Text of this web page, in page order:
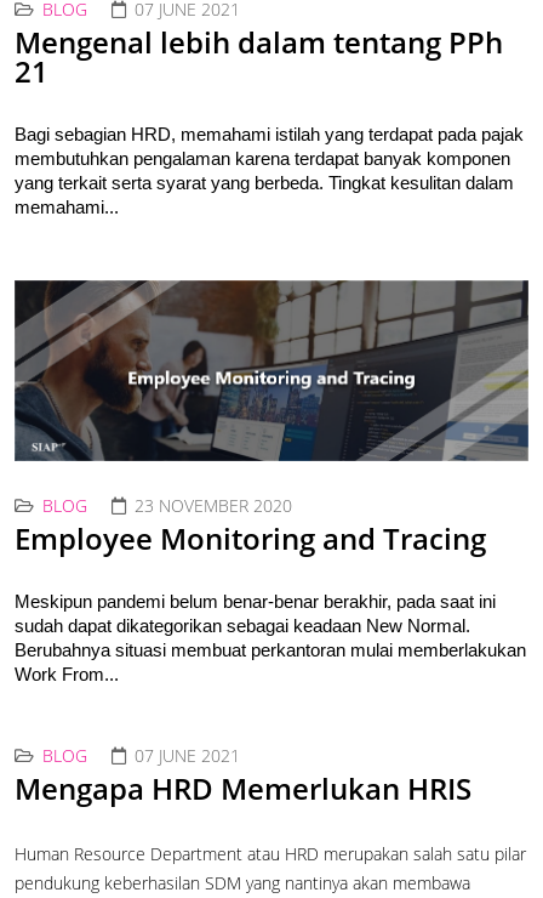
BLOG 07 JUNE 2021
Mengenal lebih dalam tentang PPh
21
Bagi sebagian HRD, memahami istilah yang terdapat pada pajak
membutuhkan pengalaman karena terdapat banyak komponen
yang terkait serta syarat yang berbeda. Tingkat kesulitan dalam
memahami...
BLOG 23 NOVEMBER 2020
Employee Monitoring and Tracing
Meskipun pandemi belum benar-benar berakhir, pada saat ini
sudah dapat dikategorikan sebagai keadaan New Normal.
Berubahnya situasi membuat perkantoran mulai memberlakukan
Work From...
BLOG 07 JUNE 2021
Mengapa HRD Memerlukan HRIS
Human Resource Department atau HRD merupakan salah satu pilar
pendukung keberhasilan SDM yang nantinya akan membawa